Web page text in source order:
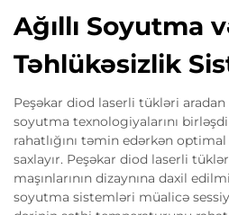
Ağıllı Soyutma
Təhlükəsizlik
Peşəkar diod laserli tükləri aradan
soyutma texnologiyalarını
rahatlığını təmin edərkən
saxlayır. Peşəkar diod laserli
maşınlarının dizaynına daxil
soyutma sistemləri müalicə